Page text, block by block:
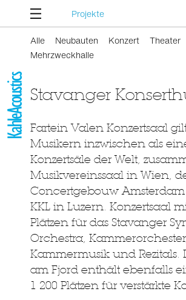
Projekte
Alle Neubauten Konzert Theater
Mehrzweckhalle
Stavanger
Fartein Valen Konzertsaal
Musikern inzwischen als
Konzertsäle der Welt,
Musikvereinssaal in Wien,
Concertgebouw
KKL in Luzern. Konzertsaal
Plätzen für das Stavanger
Orchestra, Kammerorchester,
Kammermusik und Rezitals.
am Fjord enthält ebenfalls
1 200 Plätzen für verstärkte